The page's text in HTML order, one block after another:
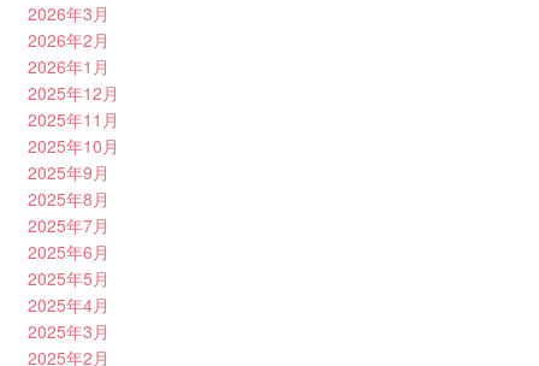
2026年3月
2026年2月
2026年1月
2025年12月
2025年11月
2025年10月
2025年9月
2025年8月
2025年7月
2025年6月
2025年5月
2025年4月
2025年3月
2025年2月